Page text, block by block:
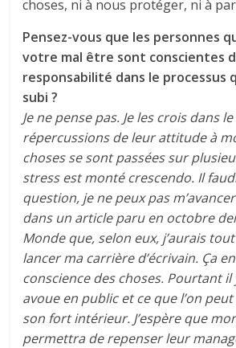
choses, ni à nous protéger, ni à
Pensez-vous que les personnes
votre mal être sont conscientes
responsabilité dans le processus
subi ?
Je ne pense pas. Je les crois dans
répercussions de leur attitude à
choses se sont passées sur
stress est monté crescendo. Il
question, je ne peux pas
dans un article paru en octobre
Mondeque, selon eux, j’aurais
lancer ma carrière d’écrivain. Ça
conscience des choses. Pourtant il
avoue en public et ce que l’on
son fort intérieur. J’espère que
permettra de repenser leur